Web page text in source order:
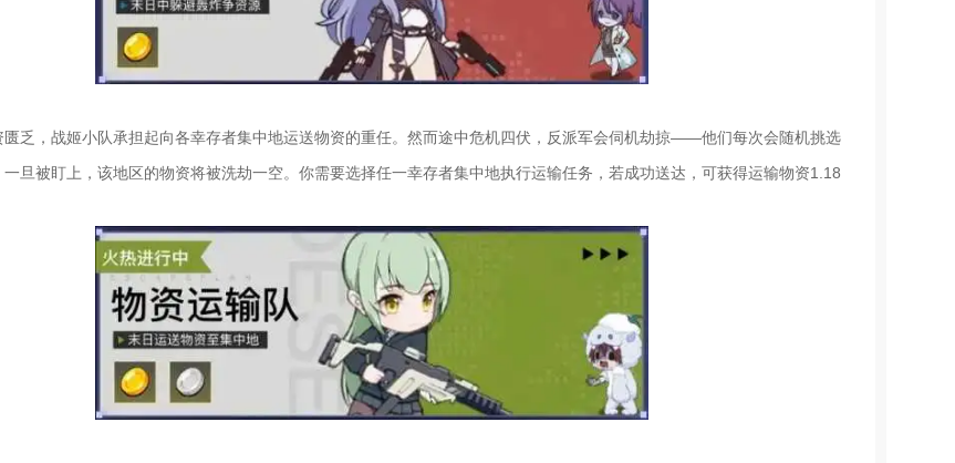
匮乏，战姬小队承担起向各幸存者集中地运送物资的重任。然而途中危机四伏，反派军会伺机劫掠——他们每次会随机挑选
旦被盯上，该地区的物资将被洗劫一空。你需要选择任一幸存者集中地执行运输任务，若成功送达，可获得运输物资1.18